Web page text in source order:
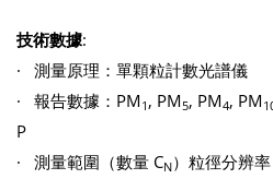
技術數據:
· 測量原理：單顆粒計數光譜儀
· 報告數據：PM 1 , PM 5, PM4, PM
P
· 測量範圍（數量 CN）粒徑分辨